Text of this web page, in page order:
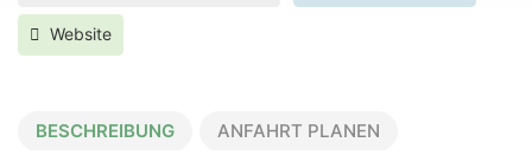
Flatowallee 16, 14055 Berlin +493036999020
BESCHREIBUNG ANFAHRT PLANEN